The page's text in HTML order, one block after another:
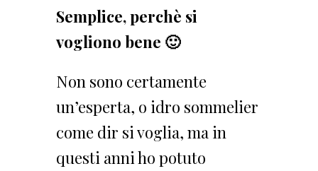
Semplice, perchè si
vogliono bene 🙂
Non sono certamente
un’esperta, o idro sommelier
come dir si voglia, ma in
questi anni ho potuto